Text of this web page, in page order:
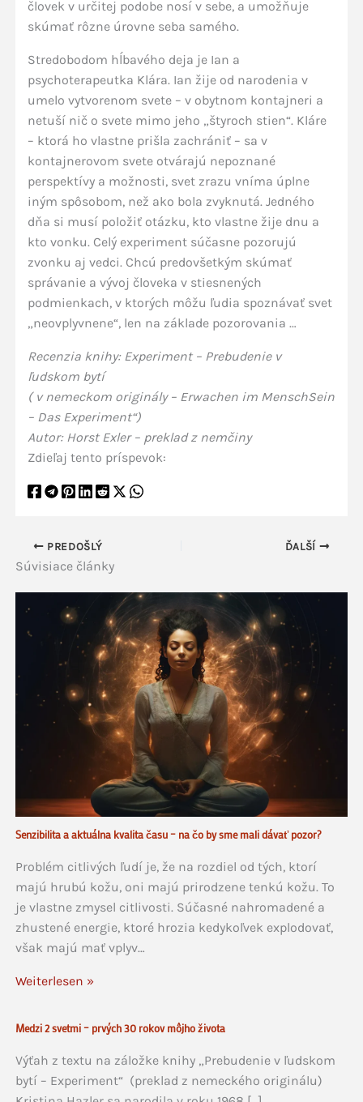
človek v určitej podobe nosí v sebe, a umožňuje
skúmať rôzne úrovne seba samého.
Stredobodom hĺbavého deja je Ian a
psychoterapeutka Klára. Ian žije od narodenia v
umelo vytvorenom svete – v obytnom kontajneri a
netuší nič o svete mimo jeho „štyroch stien“. Kláre
– ktorá ho vlastne prišla zachrániť – sa v
kontajnerovom svete otvárajú nepoznané
perspektívy a možnosti, svet zrazu vníma úplne
iným spôsobom, než ako bola zvyknutá. Jedného
dňa si musí položiť otázku, kto vlastne žije dnu a
kto vonku. Celý experiment súčasne pozorujú
zvonku aj vedci. Chcú predovšetkým skúmať
správanie a vývoj človeka v stiesnených
podmienkach, v ktorých môžu ľudia spoznávať svet
„neovplyvnene“, len na základe pozorovania …
Recenzia knihy: Experiment – Prebudenie v
ľudskom bytí
( v nemeckom originály – Erwachen im MenschSein
– Das Experiment“)
Autor: Horst Exler – preklad z nemčiny
Zdieľaj tento príspevok:
PREDOŠLÝ ĎALŠÍ
Súvisiace články
Senzibilita a aktuálna kvalita času – na čo by sme mali dávať pozor?
Problém citlivých ľudí je, že na rozdiel od tých, ktorí
majú hrubú kožu, oni majú prirodzene tenkú kožu. To
je vlastne zmysel citlivosti. Súčasné nahromadené a
zhustené energie, ktoré hrozia kedykoľvek explodovať,
však majú mať vplyv…
Weiterlesen »
Medzi 2 svetmi – prvých 30 rokov môjho života
Výťah z textu na záložke knihy „Prebudenie v ľudskom
bytí – Experiment“ (preklad z nemeckého originálu)